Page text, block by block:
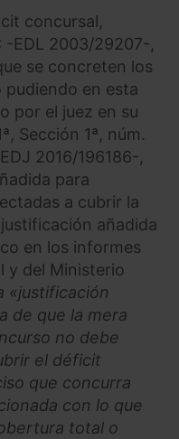
concursal,
-EDL 2003/29207-,
se concreten los
pudiendo en esta
por el juez en su
Sección 1ª, núm.
2016/196186-,
para
a cubrir la
añadida
en los informes
y del Ministerio
«justificación
de que la mera
no debe
el déficit
que concurra
con lo que
total o